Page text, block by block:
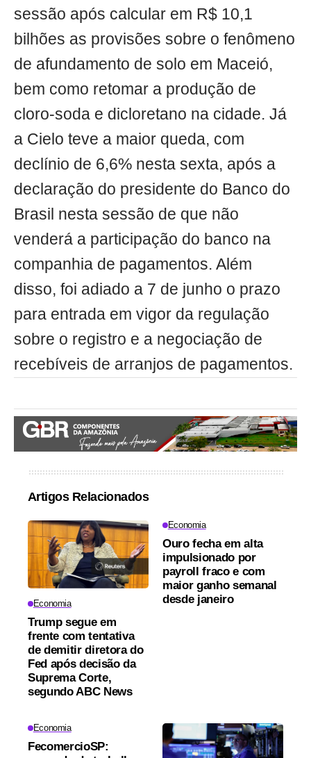
sessão após calcular em R$ 10,1
bilhões as provisões sobre o fenômeno
de afundamento de solo em Maceió,
bem como retomar a produção de
cloro-soda e dicloretano na cidade. Já
a Cielo teve a maior queda, com
declínio de 6,6% nesta sexta, após a
declaração do presidente do Banco do
Brasil nesta sessão de que não
venderá a participação do banco na
companhia de pagamentos. Além
disso, foi adiado a 7 de junho o prazo
para entrada em vigor da regulação
sobre o registro e a negociação de
recebíveis de arranjos de pagamentos.
Artigos Relacionados
Economia
Trump segue em
frente com tentativa
de demitir diretora do
Fed após decisão da
Suprema Corte,
segundo ABC News
Economia
Ouro fecha em alta
impulsionado por
payroll fraco e com
maior ganho semanal
desde janeiro
Economia
FecomercioSP: